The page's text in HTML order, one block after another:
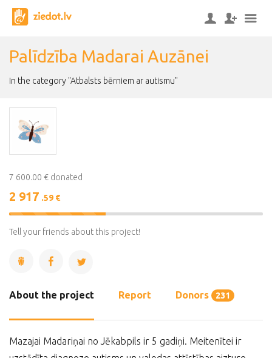
Palīdzība Madarai Auzānei
In the category "Atbalsts bērniem ar autismu"
7 600.00 € donated
2 917 .59 €
38%
Complete
Tell your friends about this project!
About the project Report Donors 231
Mazajai Madariņai no Jēkabpils ir 5 gadiņi. Meitenītei ir